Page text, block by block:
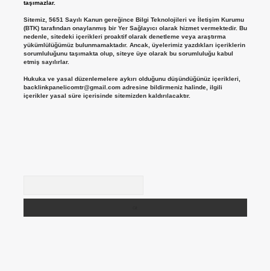
taşımazlar.
Sitemiz, 5651 Sayılı Kanun gereğince Bilgi Teknolojileri ve İletişim Kurumu
(BTK) tarafından onaylanmış bir Yer Sağlayıcı olarak hizmet vermektedir. Bu
nedenle, sitedeki içerikleri proaktif olarak denetleme veya araştırma
yükümlülüğümüz bulunmamaktadır. Ancak, üyelerimiz yazdıkları içeriklerin
sorumluluğunu taşımakta olup, siteye üye olarak bu sorumluluğu kabul
etmiş sayılırlar.
Hukuka ve yasal düzenlemelere aykırı olduğunu düşündüğünüz içerikleri,
backlinkpanelicomtr@gmail.comadresine bildirmeniz halinde, ilgili
içerikler yasal süre içerisinde sitemizden kaldırılacaktır.